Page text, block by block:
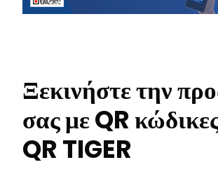
Ξεκινήστε την
σας με QR
QR TIGER